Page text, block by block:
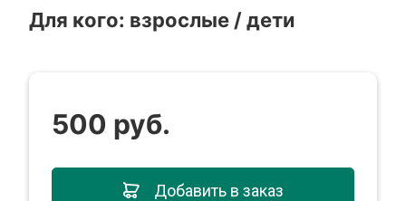
Для кого: взрослые / дети
500 руб.
Добавить в заказ